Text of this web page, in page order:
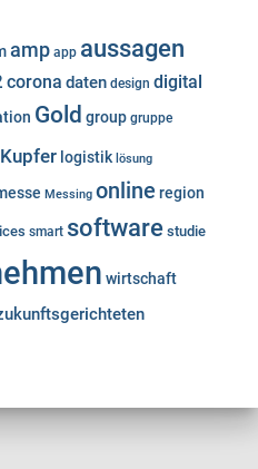
amp app aussagen
corona daten design digital
Gold group gruppe
Kupfer logistik lösung
Messing online region
smart software studie
wirtschaft